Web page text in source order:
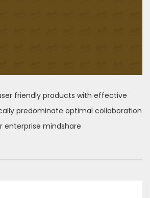
friendly products with effective
predominate optimal collaboration
enterprise mindshare